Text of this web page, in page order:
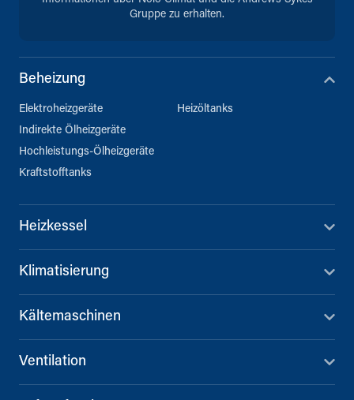
Gruppe zu erhalten.
Beheizung
Elektroheizgeräte
Indirekte Ölheizgeräte
Hochleistungs-Ölheizgeräte
Kraftstofftanks
Heizöltanks
Heizkessel
Klimatisierung
Kältemaschinen
Ventilation